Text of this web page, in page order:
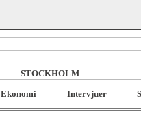
STOCKHOLM
Ekonomi Intervjuer